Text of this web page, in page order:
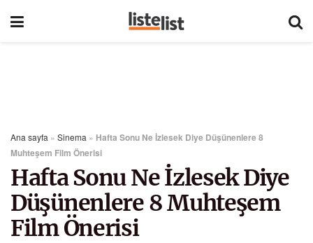
Ana sayfa » Sinema » Hafta Sonu Ne İzlesek Diye Düşünenlere 8
Muhteşem Film Önerisi
Hafta Sonu Ne İzlesek Diye
Düşünenlere 8 Muhteşem
Film Önerisi